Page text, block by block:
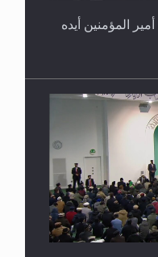
المؤمنين أيده